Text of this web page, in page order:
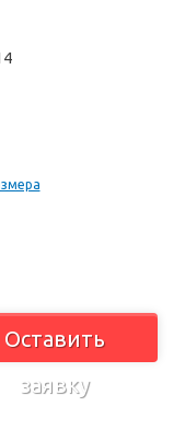
Оставить
заявку